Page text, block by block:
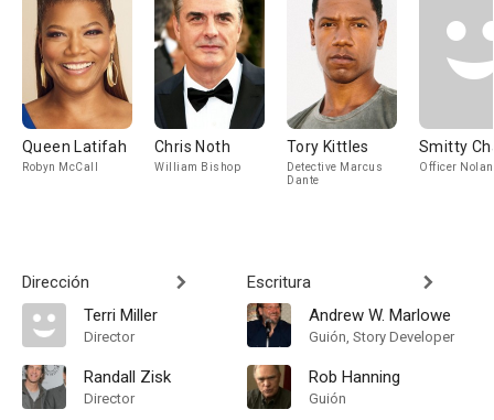
Queen Latifah
Robyn McCall
Chris Noth
William Bishop
Tory Kittles
Detective Marcus
Dante
Smitty
Officer Nolan
Dirección
Terri Miller
Director
Randall Zisk
Director
Escritura
Andrew W. Marlowe
Guión, Story Developer
Rob Hanning
Guión